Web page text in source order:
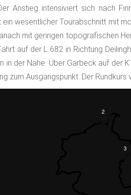
Anstieg intensiviert sich nach
wesentlicher Tourabschnitt mit
mit geringen topografischen
auf der L 682 in Richtung
in der Nähe. Über Garbeck auf der
zum Ausgangspunkt. Der
2
3